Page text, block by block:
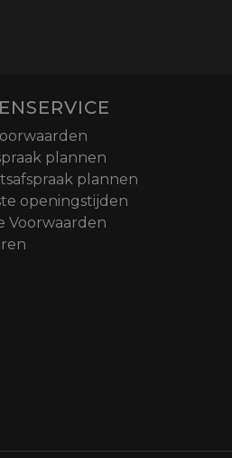
plannen
plannen
openingstijden
Voorwaarden